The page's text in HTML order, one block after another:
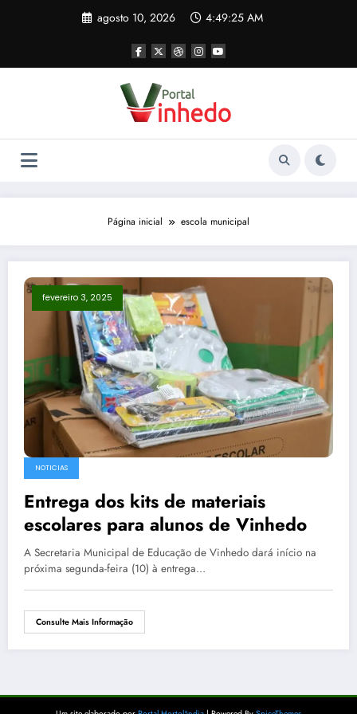
agosto 10, 2026 4:49:25 AM
Página inicial escola municipal
fevereiro 3, 2025
NOTICIAS
Entrega dos kits de materiais
escolares para alunos de Vinhedo
A Secretaria Municipal de Educação de Vinhedo dará início na
próxima segunda-feira (10) à entrega…
Consulte Mais Informação